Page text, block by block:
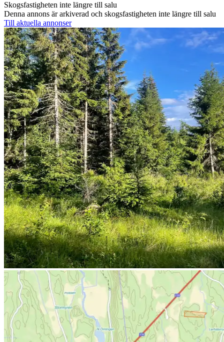
Skogsfastigheten inte längre till salu
Denna annons är arkiverad och skogsfastigheten inte längre till salu
Till aktuella annonser